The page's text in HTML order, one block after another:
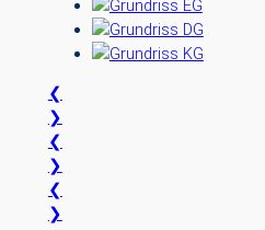
❮
❯
❮
❯
❮
❯